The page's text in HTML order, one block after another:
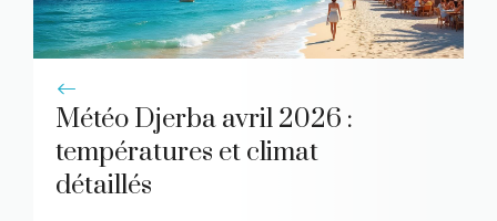
Météo Djerba avril 2026 :
températures et climat
détaillés